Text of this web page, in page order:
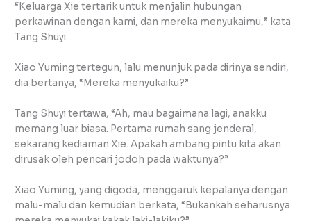
“Keluarga Xie tertarik untuk menjalin hubungan
perkawinan dengan kami, dan mereka menyukaimu,” kata
Tang Shuyi.
Xiao Yuming tertegun, lalu menunjuk pada dirinya sendiri,
dia bertanya, “Mereka menyukaiku?”
Tang Shuyi tertawa, “Ah, mau bagaimana lagi, anakku
memang luar biasa. Pertama rumah sang jenderal,
sekarang kediaman Xie. Apakah ambang pintu kita akan
dirusak oleh pencari jodoh pada waktunya?”
Xiao Yuming, yang digoda, menggaruk kepalanya dengan
malu-malu dan kemudian berkata, “Bukankah seharusnya